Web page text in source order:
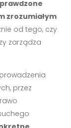
zrozumiałym
od tego, czy
zarządza
przez